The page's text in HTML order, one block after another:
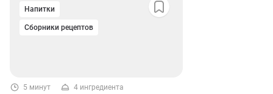
5 минут 4 ингредиента
Напитки
Сборники рецептов